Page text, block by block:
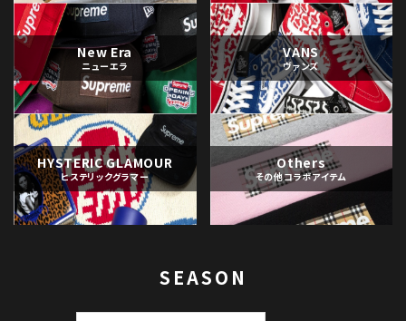
New Era
ニューエラ
VANS
ヴァンズ
HYSTERIC GLAMOUR
ヒステリックグラマー
Others
その他コラボアイテム
SEASON